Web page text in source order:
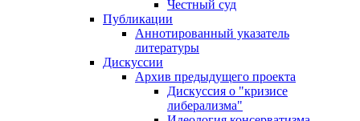
Честный суд
Публикации
Аннотированный указатель
литературы
Дискуссии
Архив предыдущего проекта
Дискуссия о "кризисе
либерализма"